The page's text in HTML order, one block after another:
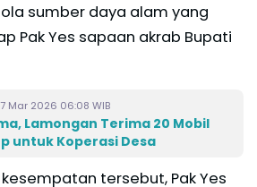
sumber daya alam yang
Pak Yes sapaan akrab Bupati
Mar 2026 06:08 WIB
Lamongan Terima 20 Mobil
untuk Koperasi Desa
tersebut, Pak Yes